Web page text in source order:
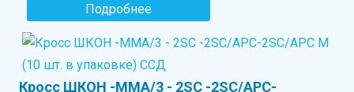
Подробнее
Кросс ШКОН -ММА/3 - 2SC -2SC/APC-